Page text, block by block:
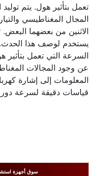
تعمل بتأثير هول. يتم
المجال المغناطيسي
الاثنين من بعضهما
يستخدم لوصف هذا
السرعة التي تعمل
عن وجود المجالات
المعلومات إلى إشارة
قياسات دقيقة لسرعة
سوق أجهزة